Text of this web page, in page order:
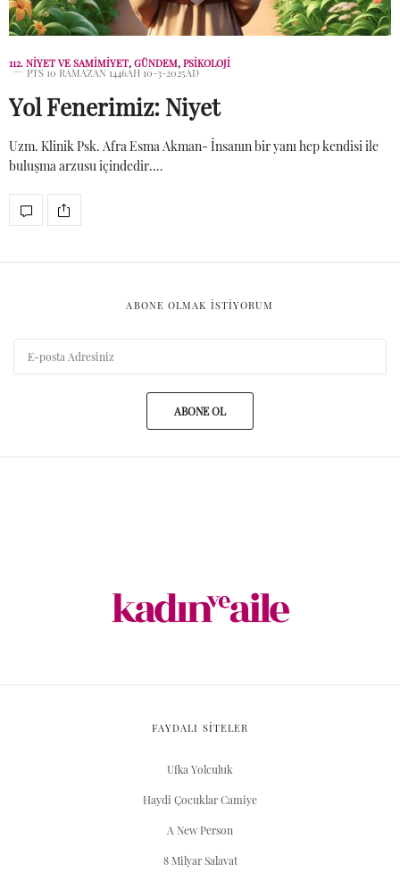
112. NIYET VE SAMIMIYET, GÜNDEM, PSIKOLOJI
PTS 10 RAMAZAN 1446AH 10-3-2025AD
Yol Fenerimiz: Niyet
Uzm. Klinik Psk. Afra Esma Akman- İnsanın bir yanı hep kendisi ile
buluşma arzusu içindedir.…
ABONE OLMAK ISTIYORUM
ABONE OL
FAYDALI SİTELER
Ufka Yolculuk
Haydi Çocuklar Camiye
A New Person
8 Milyar Salavat